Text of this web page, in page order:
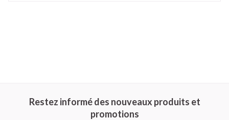
Restez informé des nouveaux produits et
promotions